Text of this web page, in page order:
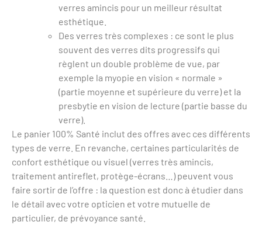
verres amincis pour un meilleur résultat
esthétique.
Des verres très complexes : ce sont le plus
souvent des verres dits progressifs qui
règlent un double problème de vue, par
exemple la myopie en vision « normale »
(partie moyenne et supérieure du verre) et la
presbytie en vision de lecture (partie basse du
verre).
Le panier 100% Santé inclut des offres avec ces différents
types de verre. En revanche, certaines particularités de
confort esthétique ou visuel (verres très amincis,
traitement antireflet, protège-écrans…) peuvent vous
faire sortir de l’offre : la question est donc à étudier dans
le détail avec votre opticien et votre mutuelle de
particulier, de prévoyance santé.